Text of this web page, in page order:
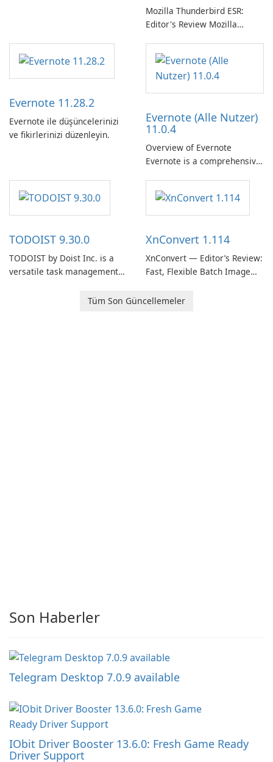
Mozilla Thunderbird ESR:
Editor's Review Mozilla
Support Release) is the long-
term support channel of the
Thunderbird desktop email
client designed for
need predictable …
Evernote 11.28.2
Evernote ile düşüncelerinizi
ve fikirlerinizi düzenleyin.
Evernote (Alle Nutzer)
11.0.4
Overview of Evernote
Evernote is a comprehensive
software designed to help
users capture, organize, and
access information across
TODOIST 9.30.0
TODOIST by Doist Inc. is a
versatile task management
individuals and teams
XnConvert 1.114
XnConvert — Editor’s Review:
Fast, Flexible Batch Image
macOS and Linux XnConvert
Tüm Son Güncellemeler
Son Haberler
Telegram Desktop 7.0.9 available
IObit Driver Booster 13.6.0: Fresh Game Ready
Driver Support